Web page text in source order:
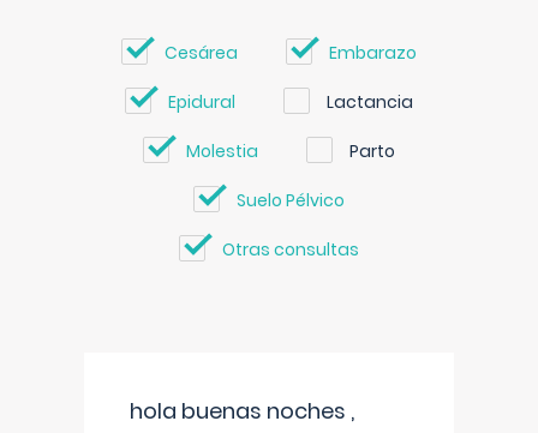
Cesárea Embarazo
Epidural Lactancia
Molestia Parto
Suelo Pélvico
Otras consultas
hola buenas noches ,